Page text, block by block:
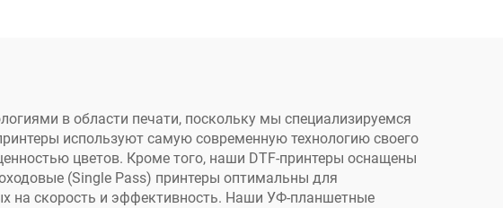
в области печати, поскольку мы специализируемся
используют самую современную технологию своего
цветов. Кроме того, наши DTF-принтеры оснащены
(Single Pass) принтеры оптимальны для
на скорость и эффективность. Наши УФ-планшетные